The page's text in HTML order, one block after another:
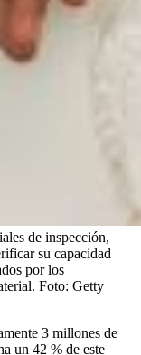
de inspección,
su capacidad
por los
Foto: Getty
3 millones de
un 42 % de este